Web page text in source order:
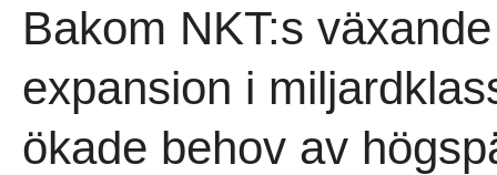
Bakom NKT:s
expansion i
ökade behov av